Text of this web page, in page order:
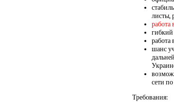
листы,
работа
работа
шанс
сети
Требования: